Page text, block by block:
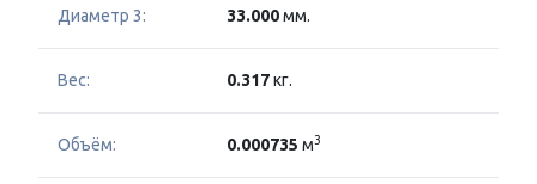
Диаметр 3: 33.000мм.
Вес: 0.317кг.
Объём: 0.000735 м3